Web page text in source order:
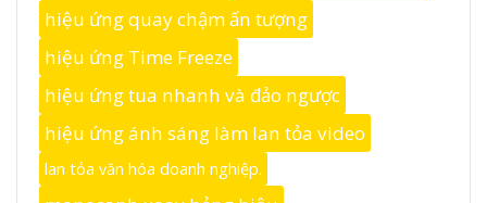
hiệu ứng quay chậm ấn tượng
hiệu ứng Time Freeze
hiệu ứng tua nhanh và đảo ngược
hiệu ứng ánh sáng làm lan tỏa video
lan tỏa văn hóa doanh nghiệp.